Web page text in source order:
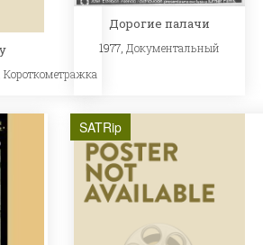
Короткометражка
Дорогие палачи
1977, Документальный
SATRip